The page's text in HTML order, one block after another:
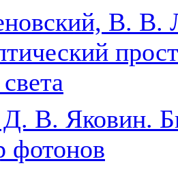
В.
В. Яковин.
фотонов